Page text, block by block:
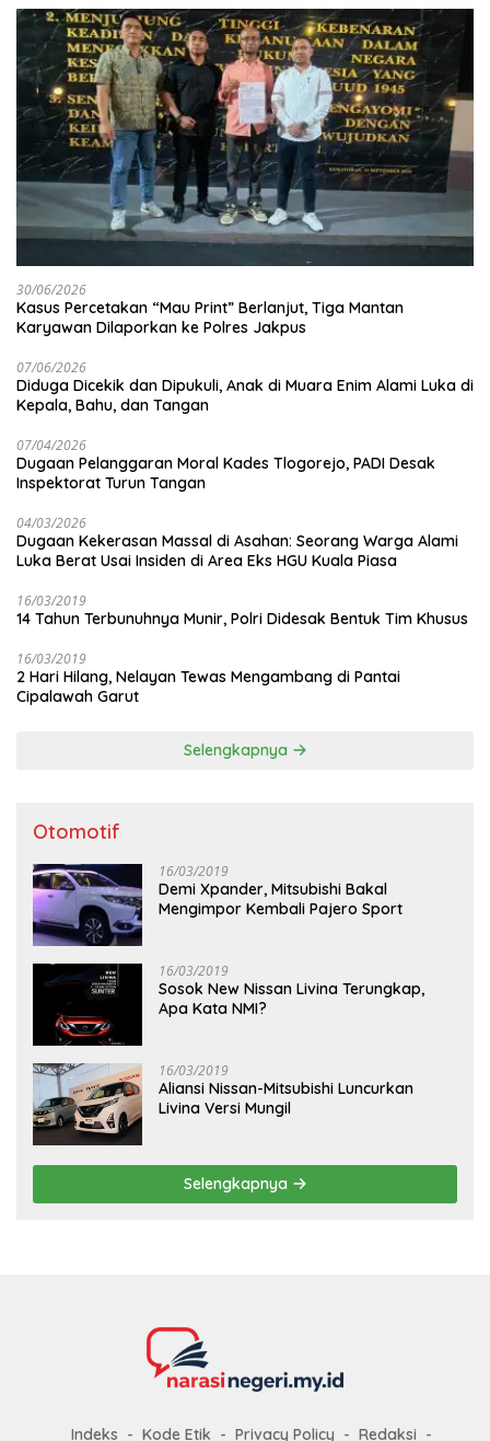
30/06/2026
Kasus Percetakan “Mau Print” Berlanjut, Tiga Mantan
Karyawan Dilaporkan ke Polres Jakpus
07/06/2026
Diduga Dicekik dan Dipukuli, Anak di Muara Enim Alami Luka di
Kepala, Bahu, dan Tangan
07/04/2026
Dugaan Pelanggaran Moral Kades Tlogorejo, PADI Desak
Inspektorat Turun Tangan
04/03/2026
Dugaan Kekerasan Massal di Asahan: Seorang Warga Alami
Luka Berat Usai Insiden di Area Eks HGU Kuala Piasa
16/03/2019
14 Tahun Terbunuhnya Munir, Polri Didesak Bentuk Tim Khusus
16/03/2019
2 Hari Hilang, Nelayan Tewas Mengambang di Pantai
Cipalawah Garut
Selengkapnya
Otomotif
16/03/2019
Demi Xpander, Mitsubishi Bakal
Mengimpor Kembali Pajero Sport
16/03/2019
Sosok New Nissan Livina Terungkap,
Apa Kata NMI?
16/03/2019
Aliansi Nissan-Mitsubishi Luncurkan
Livina Versi Mungil
Selengkapnya
Indeks Kode Etik Privacy Policy Redaksi